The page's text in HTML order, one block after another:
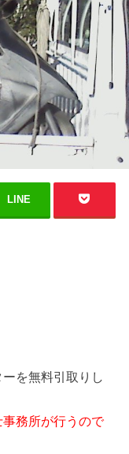
LINE
を無料引取りし
務所が行うので